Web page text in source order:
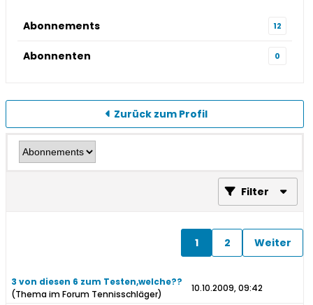
Abonnements 12
Abonnenten 0
Zurück zum Profil
Filter
1 2 Weiter
3 von diesen 6 zum Testen,welche??
(Thema im Forum Tennisschläger)
10.10.2009, 09:42